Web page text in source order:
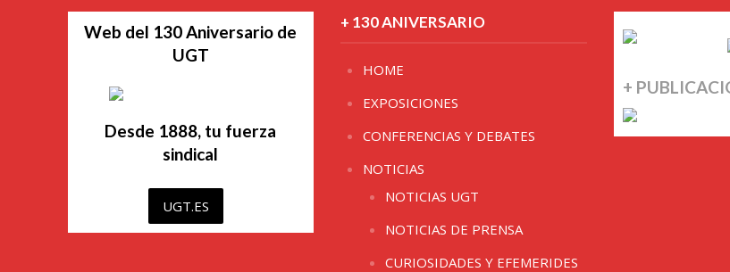
Web del 130 Aniversario de
UGT
Desde 1888, tu fuerza
sindical
UGT.ES
+ 130 ANIVERSARIO
HOME
EXPOSICIONES
CONFERENCIAS Y DEBATES
NOTICIAS
NOTICIAS UGT
NOTICIAS DE PRENSA
CURIOSIDADES Y EFEMERIDES
+